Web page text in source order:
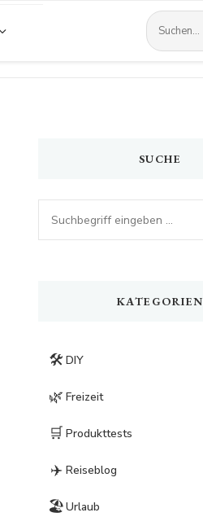
SUCHE
Looking
for
KATEGORIEN
🛠️ DIY
🌿 Freizeit
🛒 Produkttests
✈️ Reiseblog
🏖️Urlaub